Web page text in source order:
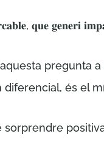
𝐪𝐮𝐞 𝐠𝐞𝐧𝐞𝐫𝐢
pregunta
un diferencial,